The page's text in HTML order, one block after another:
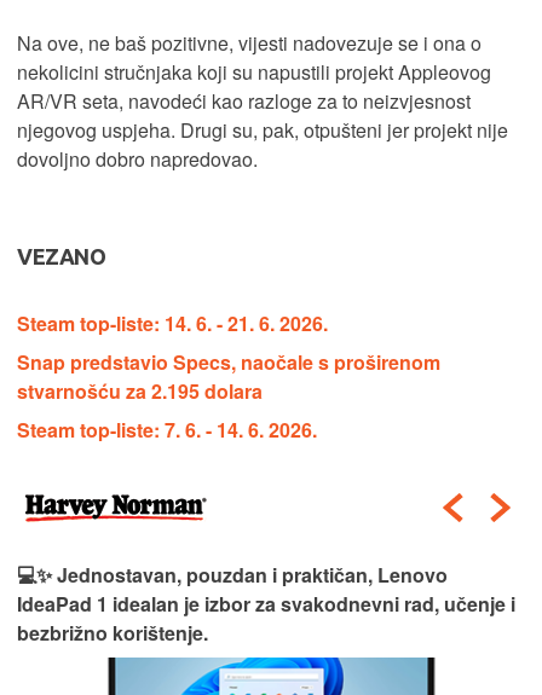
Na ove, ne baš pozitivne, vijesti nadovezuje se i ona o
nekolicini stručnjaka koji su napustili projekt Appleovog
AR/VR seta, navodeći kao razloge za to neizvjesnost
njegovog uspjeha. Drugi su, pak, otpušteni jer projekt nije
dovoljno dobro napredovao.
VEZANO
Steam top-liste: 14. 6. - 21. 6. 2026.
Snap predstavio Specs, naočale s proširenom
stvarnošću za 2.195 dolara
Steam top-liste: 7. 6. - 14. 6. 2026.
💻✨ Jednostavan, pouzdan i praktičan, Lenovo
IdeaPad 1 idealan je izbor za svakodnevni rad, učenje i
bezbrižno korištenje.